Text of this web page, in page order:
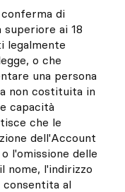
di
ai 18
legalmente
o che
una persona
non costituita in
capacità
che le
dell'Account
l'omissione delle
nome, l'indirizzo
al